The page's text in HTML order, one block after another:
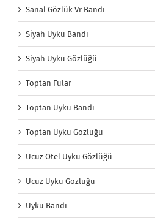
Sanal Gözlük Vr Bandı
Siyah Uyku Bandı
Siyah Uyku Gözlüğü
Toptan Fular
Toptan Uyku Bandı
Toptan Uyku Gözlüğü
Ucuz Otel Uyku Gözlüğü
Ucuz Uyku Gözlüğü
Uyku Bandı